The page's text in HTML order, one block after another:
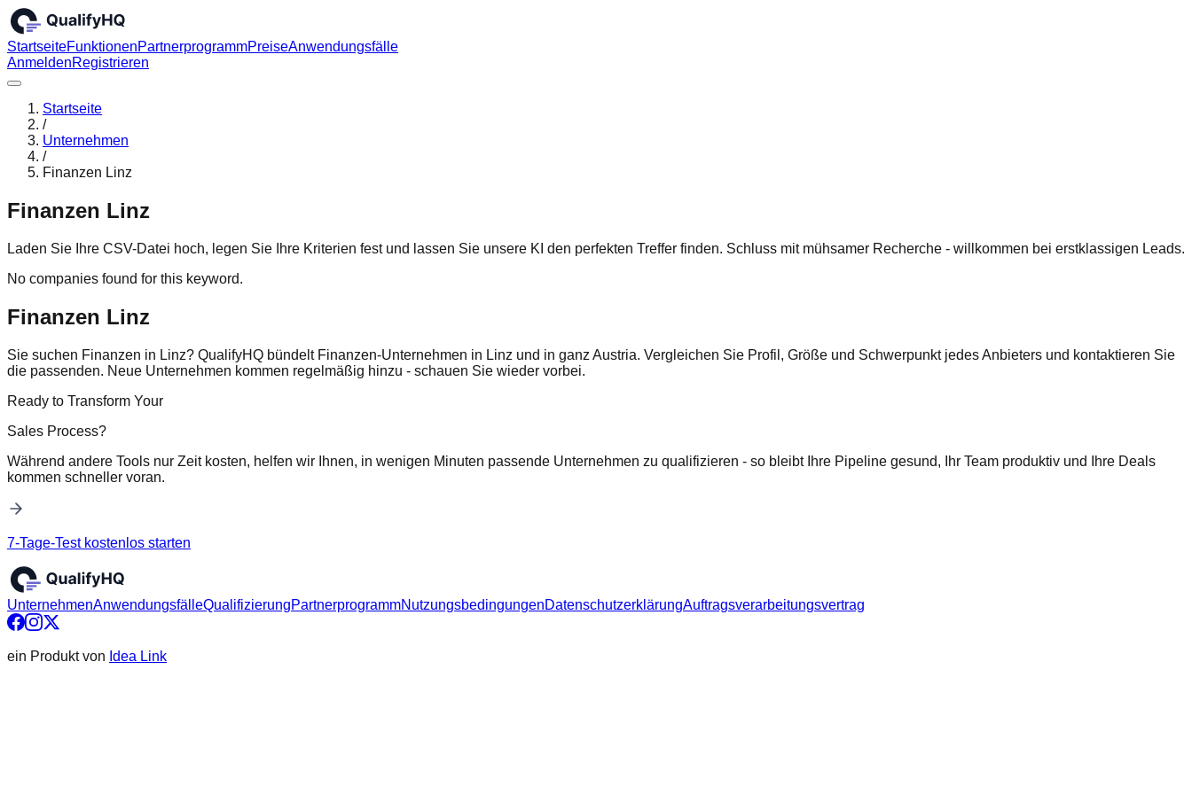
StartseiteFunktionenPartnerprogrammPreiseAnwendungsfälle
AnmeldenRegistrieren
Startseite
/
Unternehmen
/
Finanzen Linz
Finanzen Linz
Laden Sie Ihre CSV-Datei hoch, legen Sie Ihre Kriterien fest und lassen Sie unsere KI den perfekten Treffer finden. Schluss mit mühsamer Recherche - willkommen bei erstklassigen Leads.
No companies found for this keyword.
Finanzen Linz
Sie suchen Finanzen in Linz? QualifyHQ bündelt Finanzen-Unternehmen in Linz und in ganz Austria. Vergleichen Sie Profil, Größe und Schwerpunkt jedes Anbieters und kontaktieren Sie
die passenden. Neue Unternehmen kommen regelmäßig hinzu - schauen Sie wieder vorbei.
Ready to Transform Your
Sales Process?
Während andere Tools nur Zeit kosten, helfen wir Ihnen, in wenigen Minuten passende Unternehmen zu qualifizieren - so bleibt Ihre Pipeline gesund, Ihr Team produktiv und Ihre Deals
kommen schneller voran.
7-Tage-Test kostenlos starten
UnternehmenAnwendungsfälleQualifizierungPartnerprogrammNutzungsbedingungenDatenschutzerklärungAuftragsverarbeitungsvertrag
ein Produkt von Idea Link